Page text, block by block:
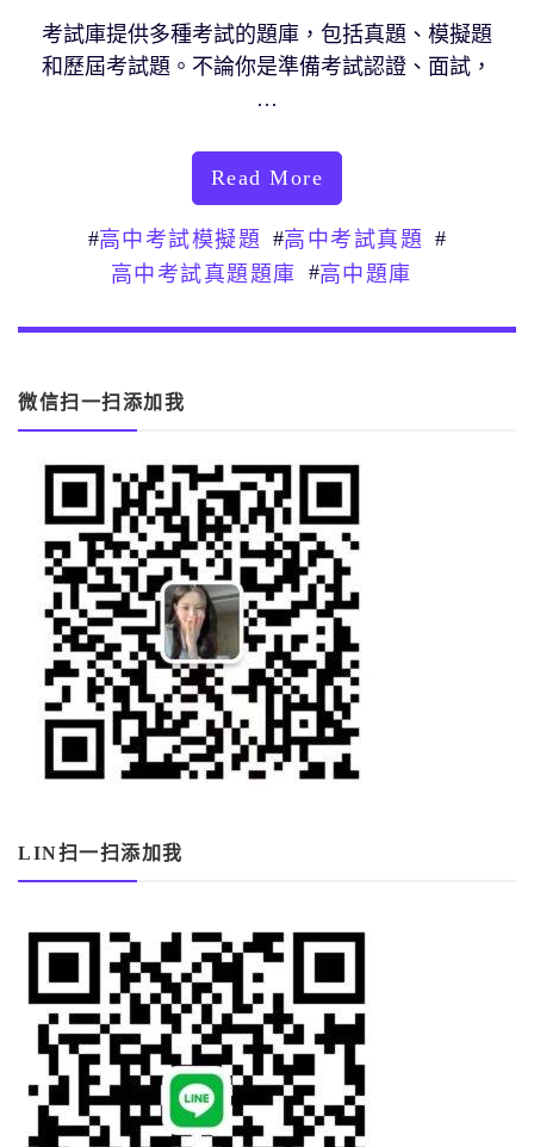
考試庫提供多種考試的題庫，包括真題、模擬題
和歷屆考試題。不論你是準備考試認證、面試，
…
Read More
#高中考試模擬題 #高中考試真題
#
高中考試真題題庫 #高中題庫
微信扫一扫添加我
LIN扫一扫添加我